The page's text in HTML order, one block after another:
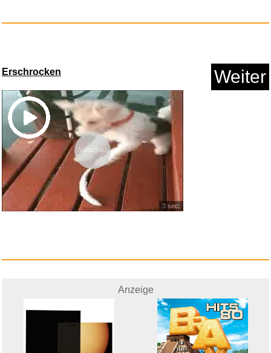
Splat! (CD Digisleeve)...
Bravo Hits 80...
Erschrocken Weiter
Vorschau
3 sec.
Anzeige